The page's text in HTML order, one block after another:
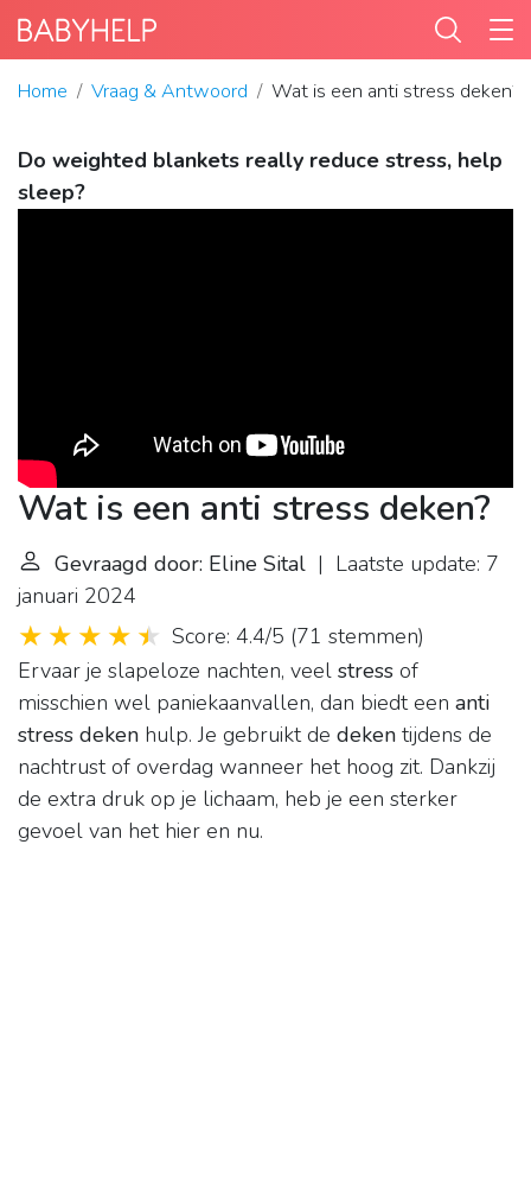
Home Vraag & Antwoord Wat is een anti stress deken?
Do weighted blankets really reduce stress, help
sleep?
Wat is een anti stress deken?
Gevraagd door: Eline Sital | Laatste update: 7
januari 2024
Score: 4.4/5 (71 stemmen)
Ervaar je slapeloze nachten, veel stress of
misschien wel paniekaanvallen, dan biedt een anti
stress deken hulp. Je gebruikt de deken tijdens de
nachtrust of overdag wanneer het hoog zit. Dankzij
de extra druk op je lichaam, heb je een sterker
gevoel van het hier en nu.